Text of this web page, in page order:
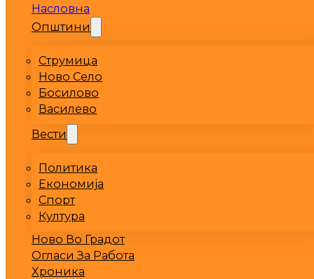
Насловна
Општини
Струмица
Ново Село
Босилово
Василево
Вести
Политика
Економија
Спорт
Култура
Ново Во Градот
Огласи За Работа
Хроника